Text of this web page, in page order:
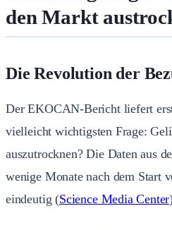
den Markt
Die Revolution der
Der EKOCAN-Bericht liefert
vielleicht wichtigsten Frage:
auszutrocknen? Die Daten aus
wenige Monate nach dem Start
eindeutig (Science Media Center